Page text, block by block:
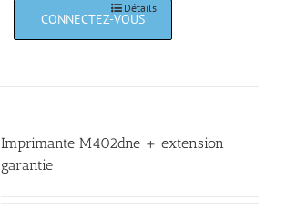
Détails
Imprimante M402dne + extension
garantie